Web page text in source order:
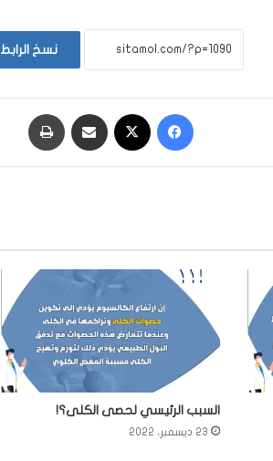
نسخ الرابط
السبب الرئيسي لحصى الكلى؟!
23 ديسمبر، 2022